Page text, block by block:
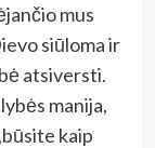
mus
siūloma ir
atsiversti.
manija,
kaip